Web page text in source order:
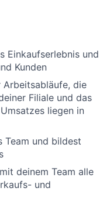
Einkaufserlebnis und
Kunden
die
Filiale und das
liegen in
Team und bildest
deinem Team alle
und